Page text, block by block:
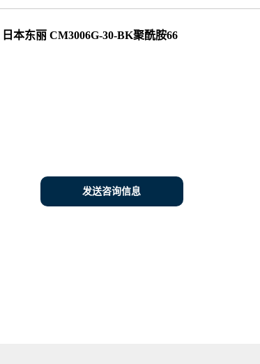
本东丽 CM3006G-30-BK聚酰胺66
发送咨询信息